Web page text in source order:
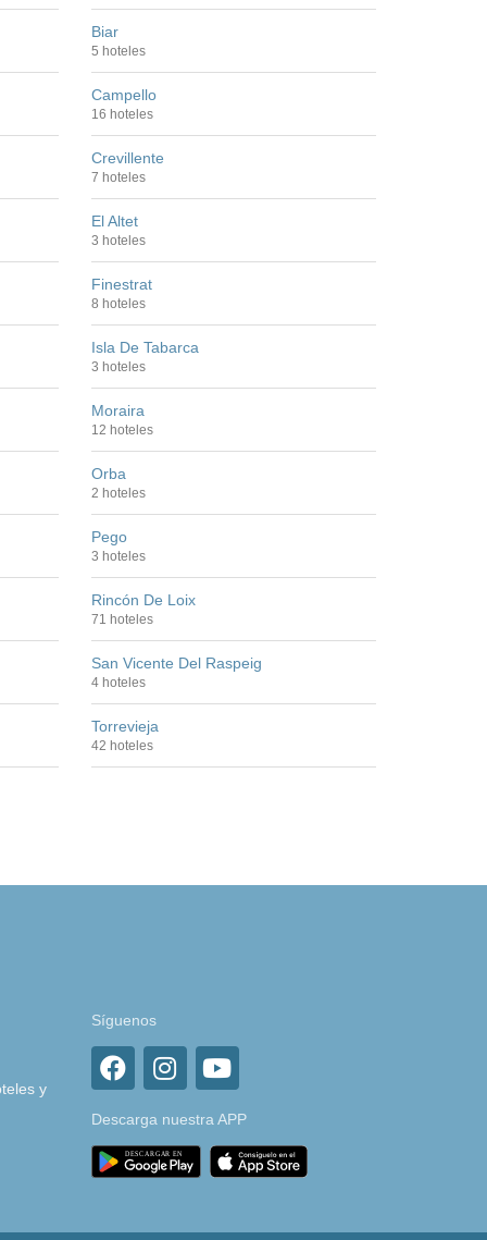
Biar
5 hoteles
Campello
16 hoteles
Crevillente
7 hoteles
El Altet
3 hoteles
Finestrat
8 hoteles
Isla De Tabarca
3 hoteles
Moraira
12 hoteles
Orba
2 hoteles
Pego
3 hoteles
Rincón De Loix
71 hoteles
San Vicente Del Raspeig
4 hoteles
Torrevieja
42 hoteles
y
Síguenos
Descarga nuestra APP